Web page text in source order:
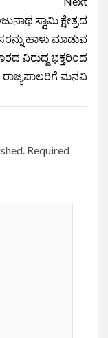
ಸ್ವಾಮಿ ಕ್ಷೇತ್ರದ
ಹಾಳು ಮಾಡುವ
ವಿರುದ್ದ ಭಕ್ತರಿಂದ
ರಾಜ್ಯಪಾಲರಿಗೆ ಮನವಿ
Required